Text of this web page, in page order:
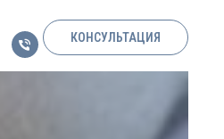
КОНСУЛЬТАЦИЯ